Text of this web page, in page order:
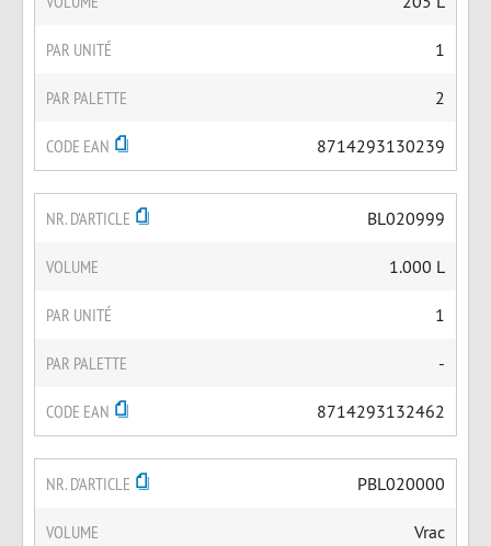
PAR UNITÉ 1
PAR PALETTE 2
CODE EAN 8714293130239
NR. D'ARTICLE BL020999
VOLUME 1.000 L
PAR UNITÉ 1
PAR PALETTE -
CODE EAN 8714293132462
NR. D'ARTICLE PBL020000
VOLUME Vrac